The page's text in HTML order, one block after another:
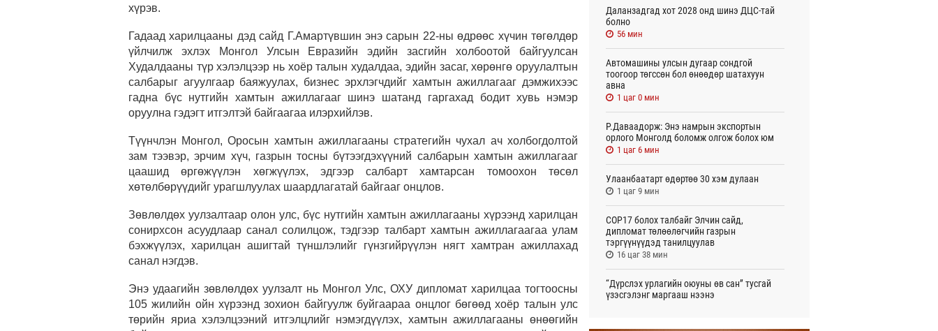
хүрэв.
Гадаад харилцааны дэд сайд Г.Амартүвшин энэ сарын 22-ны өдрөөс хүчин төгөлдөр
үйлчилж эхлэх Монгол Улсын Евразийн эдийн засгийн холбоотой байгуулсан
Худалдааны түр хэлэлцээр нь хоёр талын худалдаа, эдийн засаг, хөрөнгө оруулалтын
салбарыг агуулгаар баяжуулах, бизнес эрхлэгчдийг хамтын ажиллагааг дэмжихээс
гадна бүс нутгийн хамтын ажиллагааг шинэ шатанд гаргахад бодит хувь нэмэр
оруулна гэдэгт итгэлтэй байгаагаа илэрхийлэв.
Түүнчлэн Монгол, Оросын хамтын ажиллагааны стратегийн чухал ач холбогдолтой
зам тээвэр, эрчим хүч, газрын тосны бүтээгдэхүүний салбарын хамтын ажиллагааг
цаашид өргөжүүлэн хөгжүүлэх, эдгээр салбарт хамтарсан томоохон төсөл
хөтөлбөрүүдийг урагшлуулах шаардлагатай байгааг онцлов.
Зөвлөлдөх уулзалтаар олон улс, бүс нутгийн хамтын ажиллагааны хүрээнд харилцан
сонирхсон асуудлаар санал солилцож, тэдгээр талбарт хамтын ажиллагаагаа улам
бэхжүүлэх, харилцан ашигтай түншлэлийг гүнзгийрүүлэн нягт хамтран ажиллахад
санал нэгдэв.
Энэ удаагийн зөвлөлдөх уулзалт нь Монгол Улс, ОХУ дипломат харилцаа тогтоосны
105 жилийн ойн хүрээнд зохион байгуулж буйгаараа онцлог бөгөөд хоёр талын улс
төрийн яриа хэлэлцээний итгэлцлийг нэмэгдүүлэх, хамтын ажиллагааны өнөөгийн
Даланзадгад хот 2028 онд шинэ ДЦС-тай
болно
56 мин
Автомашины улсын дугаар сондгой
тоогоор төгссөн бол өнөөдөр шатахуун
авна
1 цаг 0 мин
Р.Даваадорж: Энэ намрын экспортын
орлого Монголд боломж олгож болох юм
1 цаг 6 мин
Улаанбаатарт өдөртөө 30 хэм дулаан
1 цаг 9 мин
СОР17 болох талбайг Элчин сайд,
дипломат төлөөлөгчийн газрын
тэргүүнүүдэд танилцуулав
16 цаг 38 мин
“Дүрслэх урлагийн оюуны өв сан” тусгай
үзэсгэлэнг маргааш нээнэ